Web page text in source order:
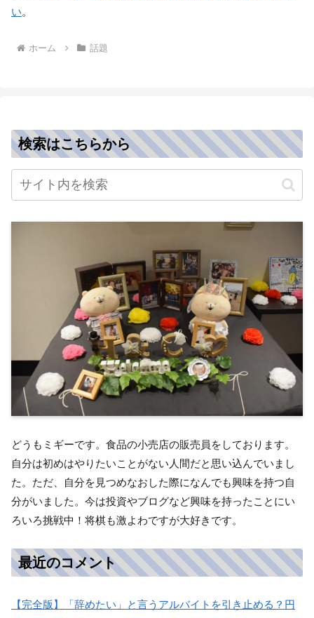
い。
ホーム 話題
検索はこちらから
どうもミギーです。食品の小売店の販売員をしております。
自分は初めはやりたいことがない人間だと思い込んでいまし
た。ただ、自分を見つめなおした際になんでも興味を持つ自
分がいました。今は投資やブログなど興味を持ったことにい
ろいろ挑戦中！将棋も激よわですが大好きです。
最近のコメント
【完全版】「辞めたい」と言うアルバイトを引き止める？円